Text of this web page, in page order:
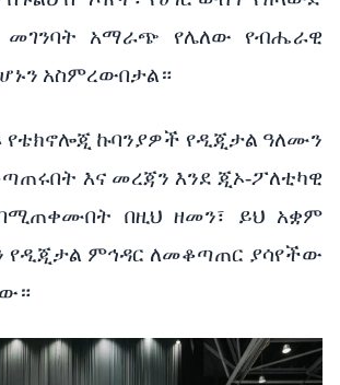
መገንባት አማራጭ የሌለው
የብሔራዊ
አስምረውበታል።
የቴክኖሎጂ ኩባንያዎች የዲጂታል ዓለሙን
እና መረጃን እንደ ጂኦ-ፖለቲካዊ
በዚህ ዘመን፣ ይህ አቋም
የዲጂታል ምኅዳር ለመቆጣጠር ያሳየችው